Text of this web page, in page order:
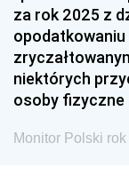
za rok 2025 z
niektórych
osoby fizyczne
Monitor Polski